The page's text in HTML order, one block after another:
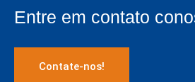
Entre em contato
Contate-nos!